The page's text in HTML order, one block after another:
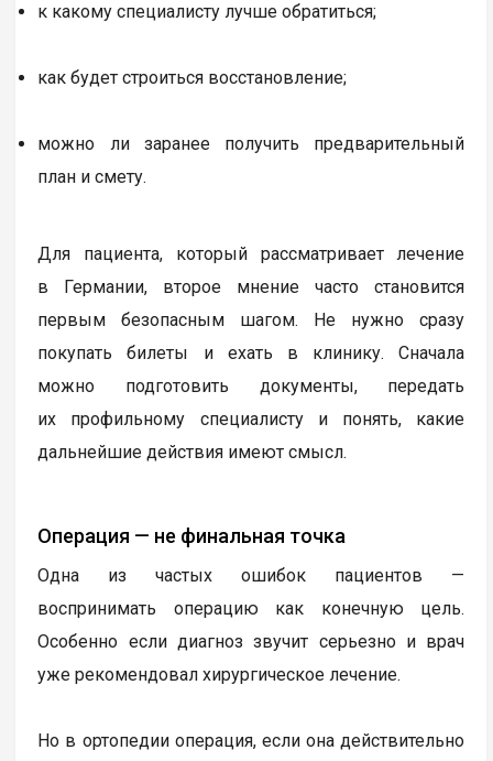
к какому специалисту лучше обратиться;
как будет строиться восстановление;
можно ли заранее получить предварительный
план и смету.
Для пациента, который рассматривает лечение
в Германии, второе мнение часто становится
первым безопасным шагом. Не нужно сразу
покупать билеты и ехать в клинику. Сначала
можно подготовить документы, передать
их профильному специалисту и понять, какие
дальнейшие действия имеют смысл.
Операция — не финальная точка
Одна из частых ошибок пациентов —
воспринимать операцию как конечную цель.
Особенно если диагноз звучит серьезно и врач
уже рекомендовал хирургическое лечение.
Но в ортопедии операция, если она действительно